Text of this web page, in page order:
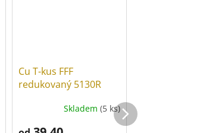
Cu T-kus FFF
redukovaný 5130R
Skladem (5 ks)